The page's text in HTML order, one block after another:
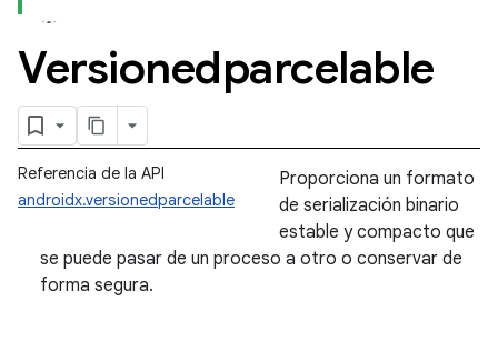
Versionedparcelable
Referencia de la API
androidx.versionedparcelable
Proporciona un formato
de serialización binario
estable y compacto que
se puede pasar de un proceso a otro o conservar de
forma segura.